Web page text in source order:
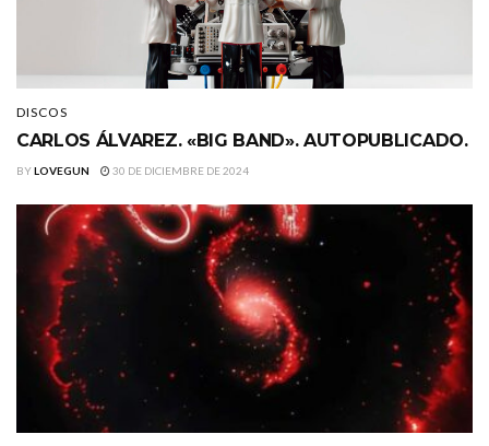
DISCOS
CARLOS ÁLVAREZ. «BIG BAND». AUTOPUBLICADO.
BYLOVEGUN 30 DE DICIEMBRE DE 2024